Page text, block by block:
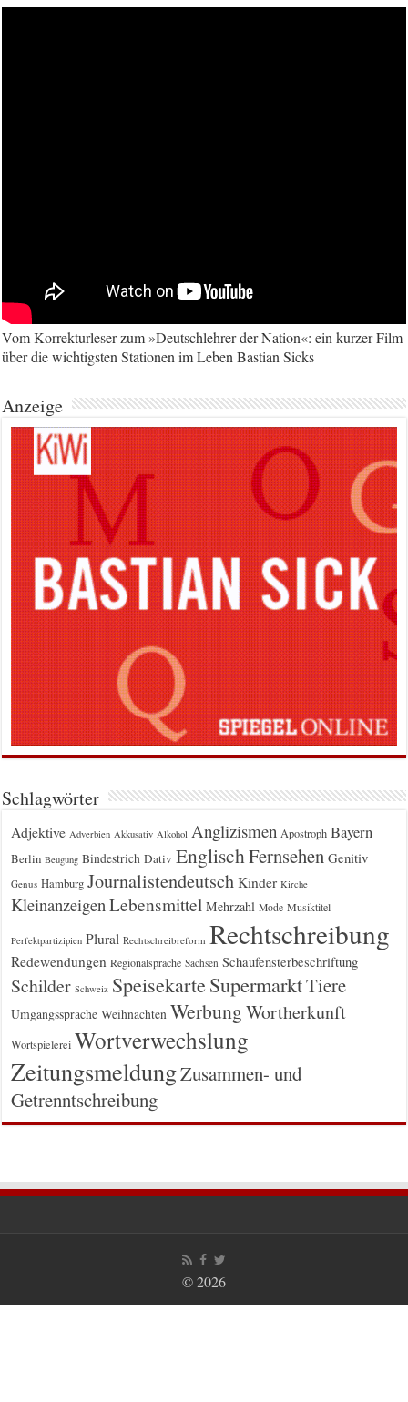
Vom Korrekturleser zum »Deutschlehrer der Nation«: ein kurzer Film
über die wichtigsten Stationen im Leben Bastian Sicks
Anzeige
Schlagwörter
Adjektive Adverbien Akkusativ Alkohol Anglizismen Apostroph Bayern
Berlin Beugung Bindestrich Dativ EnglischFernsehen Genitiv
Genus Hamburg Journalistendeutsch Kinder Kirche
Kleinanzeigen Lebensmittel Mehrzahl Mode Musiktitel
Perfektpartizipien Plural Rechtschreibreform Rechtschreibung
Redewendungen Regionalsprache Sachsen Schaufensterbeschriftung
Schilder Schweiz Speisekarte SupermarktTiere
Umgangssprache Weihnachten WerbungWortherkunft
Wortspielerei Wortverwechslung
ZeitungsmeldungZusammen- und
Getrenntschreibung
© 2026